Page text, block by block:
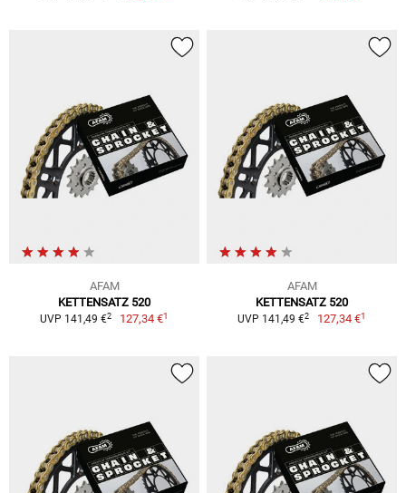
AFAM
KETTENSATZ 520
UVP 141,49 €2 127,34 €1
AFAM
KETTENSATZ 520
UVP 141,49 €2 127,34 €1